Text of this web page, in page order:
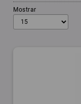
Mostrar